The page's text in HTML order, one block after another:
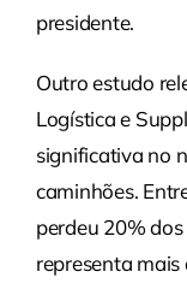
presidente.
Outro estudo
Logística e
significativa no
caminhões.
perdeu 20%
representa